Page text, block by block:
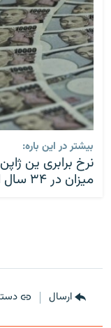
بیشتر در این باره:
نرخ برابری ین
میزان در ۳۴ سال اخیر رسید
ارسال